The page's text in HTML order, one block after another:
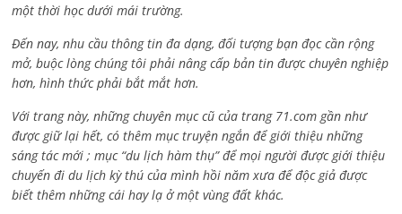
một thời học dưới mái trường.
Đến nay, nhu cầu thông tin đa dạng, đối tượng bạn đọc cần rộng
mở, buộc lòng chúng tôi phải nâng cấp bản tin được chuyên nghiệp
hơn, hình thức phải bắt mắt hơn.
Với trang này, những chuyên mục cũ của trang 71.com gần như
được giữ lại hết, có thêm mục truyện ngắn để giới thiệu những
sáng tác mới ; mục “du lịch hàm thụ” để mọi người được giới thiệu
chuyến đi du lịch kỳ thú của mình hồi năm xưa để độc giả được
biết thêm những cái hay lạ ở một vùng đất khác.